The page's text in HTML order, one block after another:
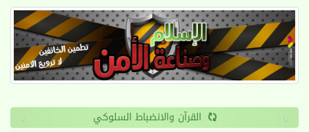
القرآن ‹
›